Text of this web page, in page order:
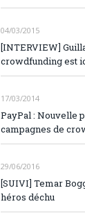
04/03/2015
[INTERVIEW]
crowdfunding est
17/03/2014
PayPal : Nouvelle
campagnes de
29/06/2016
[SUIVI] Temar
héros déchu